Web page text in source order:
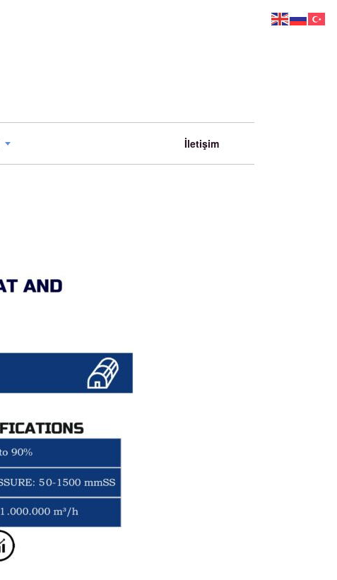
İletişim